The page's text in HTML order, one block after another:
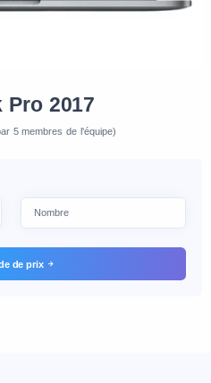
Pro 2017
5 membres de l'équipe)
de prix